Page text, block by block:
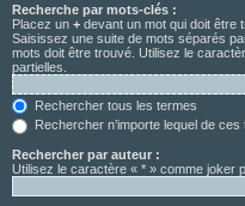
Recherche par mots-clés :
Placez un + devant un mot qui doit être
Saisissez une suite de mots séparés
mots doit être trouvé. Utilisez le
partielles.
Rechercher tous les termes
Rechercher n’importe lequel de ces
Rechercher par auteur :
Utilisez le caractère « * » comme joker